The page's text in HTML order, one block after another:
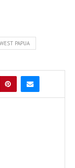
WEST PAPUA